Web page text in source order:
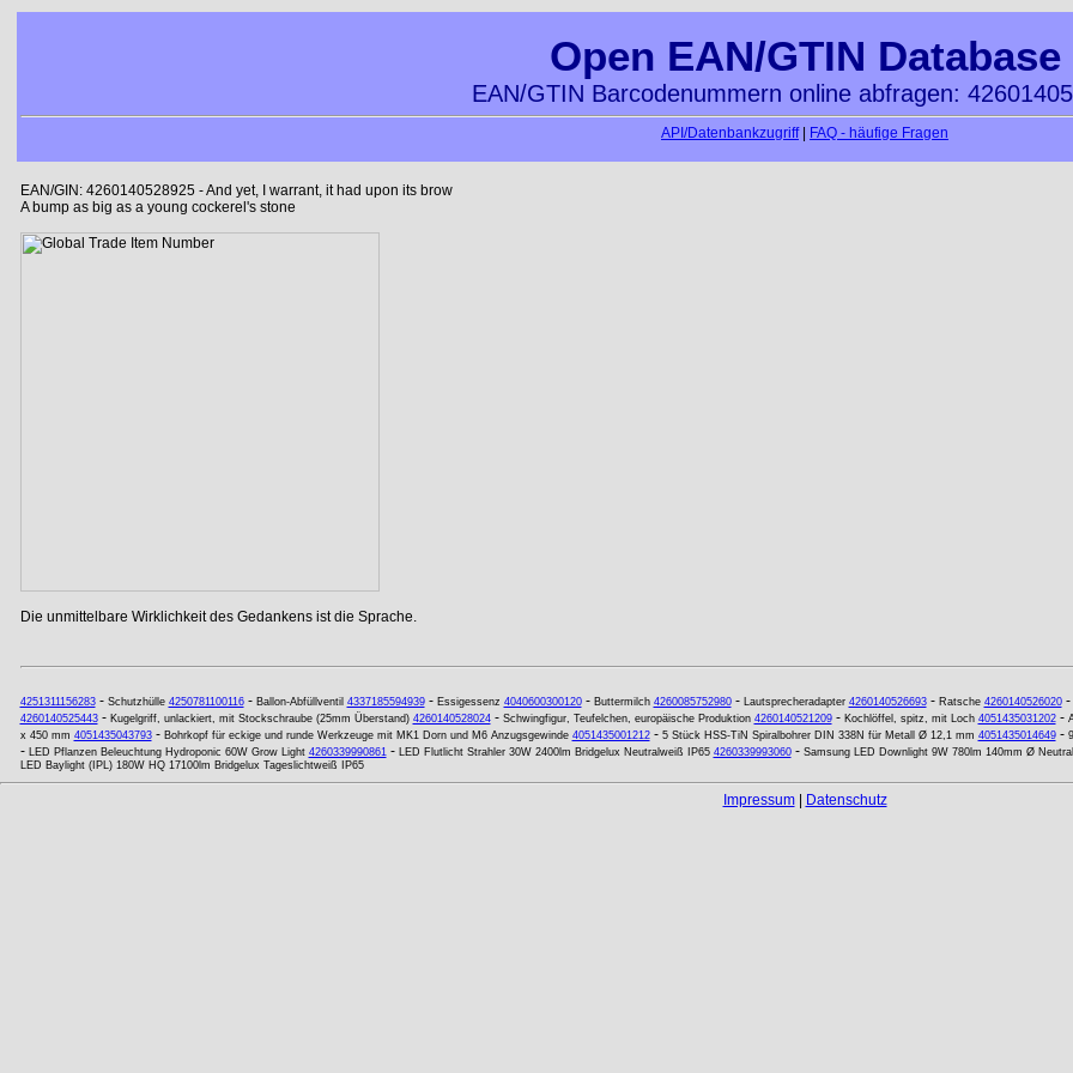
Open EAN/GTIN Database
EAN/GTIN Barcodenummern online abfragen:
API/Datenbankzugriff| FAQ - häufige Fragen
EAN/GIN: 4260140528925 - And yet, I warrant, it had upon its brow
A bump as big as a young cockerel's stone
Die unmittelbare Wirklichkeit des Gedankens ist die Sprache.
4251311156283- Schutzhülle 4250781100116- Ballon-Abfüllventil 4337185594939- Essigessenz 4040600300120- Buttermilch 4260085752980- Lautsprecheradapter 4260140526693- Ratsche 4260140526020-
4260140525443- Kugelgriff, unlackiert, mit Stockschraube (25mm Überstand) 4260140528024- Schwingfigur, Teufelchen, europäische Produktion 4260140521209- Kochlöffel, spitz, mit Loch 4051435031202-
x 450 mm 4051435043793- Bohrkopf für eckige und runde Werkzeuge mit MK1 Dorn und M6 Anzugsgewinde 4051435001212- 5 Stück HSS-TiN Spiralbohrer DIN 338N für Metall Ø 12,1 mm 4051435014649-
- LED Pflanzen Beleuchtung Hydroponic 60W Grow Light 4260339990861- LED Flutlicht Strahler 30W 2400lm Bridgelux Neutralweiß IP65 4260339993060- Samsung LED Downlight 9W 780lm 140mm Ø
LED Baylight (IPL) 180W HQ 17100lm Bridgelux Tageslichtweiß IP65
Impressum| Datenschutz